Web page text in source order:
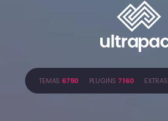
TEMAS 6750 PLUGINS 7160 EXTRAS